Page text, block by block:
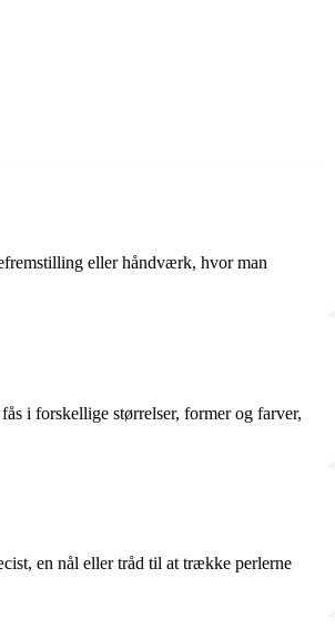
eller håndværk, hvor man
i forskellige størrelser, former og farver,
en nål eller tråd til at trække perlerne